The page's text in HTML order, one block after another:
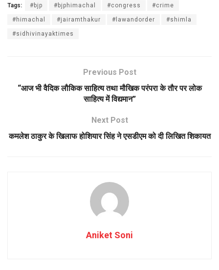
Tags: #bjp #bjphimachal #congress #crime
#himachal #jairamthakur #lawandorder #shimla
#sidhivinayaktimes
Previous Post
“आज भी वैदिक लौकिक साहित्य तथा मौखिक परंपरा के तौर पर लोक
साहित्य में विद्यमान”
Next Post
कमलेश ठाकुर के खिलाफ होशियार सिंह ने एसडीएम को दी लिखित शिकायत
Aniket Soni